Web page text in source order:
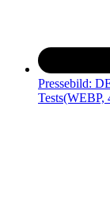
Pressebild:
Tests(WEBP,